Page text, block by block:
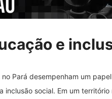
e
Pará desempenham um
inclusão social. Em um